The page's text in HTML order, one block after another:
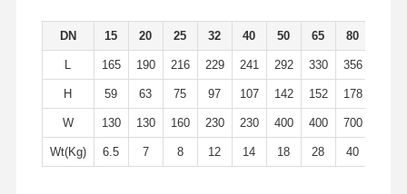
DN 15 20 25 32 40 50 65 80
L 165 190 216 229 241 292 330 356
H 59 63 75 97 107 142 152 178
W 130 130 160 230 230 400 400 700
Wt(Kg) 6.5 7 8 12 14 18 28 40